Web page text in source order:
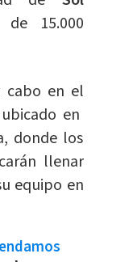
15.000
cabo en el
en
donde los
llenar
equipo en